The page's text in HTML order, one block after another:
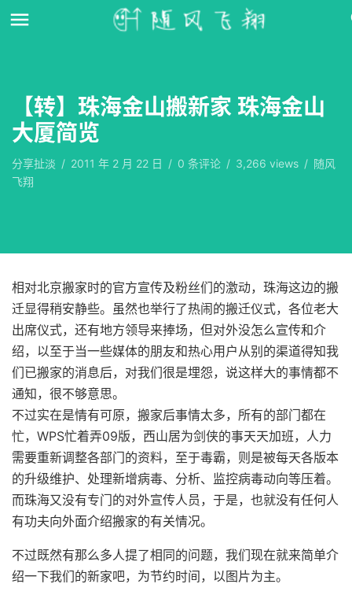
【转】珠海金山搬新家 珠海金山
大厦简览
分享扯淡 / 2011 年 2 月 22 日 / 0 条评论 / 3,266 views / 随风
飞翔
相对北京搬家时的官方宣传及粉丝们的激动，珠海这边的搬
迁显得稍安静些。虽然也举行了热闹的搬迁仪式，各位老大
出席仪式，还有地方领导来捧场，但对外没怎么宣传和介
绍，以至于当一些媒体的朋友和热心用户从别的渠道得知我
们已搬家的消息后，对我们很是埋怨，说这样大的事情都不
通知，很不够意思。
不过实在是情有可原，搬家后事情太多，所有的部门都在
忙，WPS忙着弄09版，西山居为剑侠的事天天加班，人力
需要重新调整各部门的资料，至于毒霸，则是被每天各版本
的升级维护、处理新增病毒、分析、监控病毒动向等压着。
而珠海又没有专门的对外宣传人员，于是，也就没有任何人
有功夫向外面介绍搬家的有关情况。
不过既然有那么多人提了相同的问题，我们现在就来简单介
绍一下我们的新家吧，为节约时间，以图片为主。